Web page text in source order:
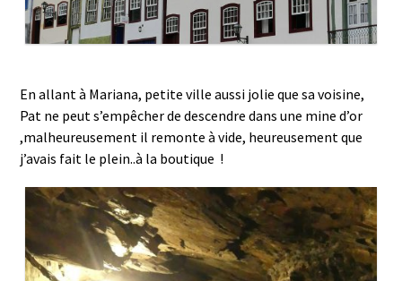
En allant à Mariana, petite ville aussi jolie que sa voisine,
Pat ne peut s’empêcher de descendre dans une mine d’or
,malheureusement il remonte à vide, heureusement que
j’avais fait le plein..à la boutique !